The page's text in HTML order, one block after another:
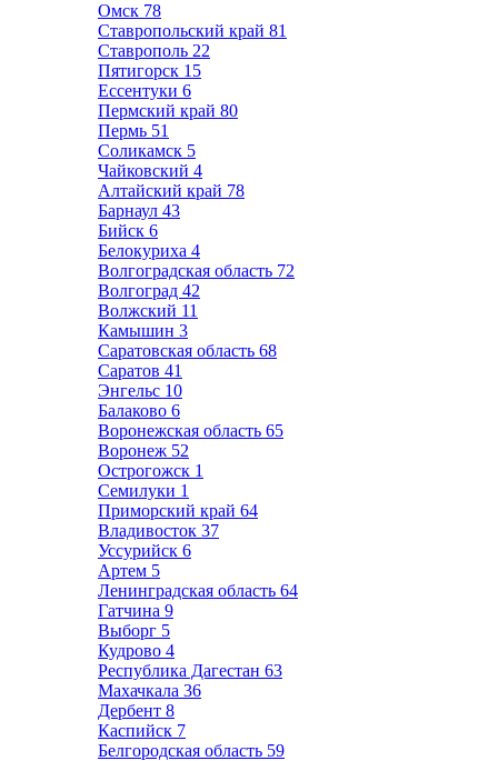
Омск 78
Ставропольский край 81
Ставрополь 22
Пятигорск 15
Ессентуки 6
Пермский край 80
Пермь 51
Соликамск 5
Чайковский 4
Алтайский край 78
Барнаул 43
Бийск 6
Белокуриха 4
Волгоградская область 72
Волгоград 42
Волжский 11
Камышин 3
Саратовская область 68
Саратов 41
Энгельс 10
Балаково 6
Воронежская область 65
Воронеж 52
Острогожск 1
Семилуки 1
Приморский край 64
Владивосток 37
Уссурийск 6
Артем 5
Ленинградская область 64
Гатчина 9
Выборг 5
Кудрово 4
Республика Дагестан 63
Махачкала 36
Дербент 8
Каспийск 7
Белгородская область 59